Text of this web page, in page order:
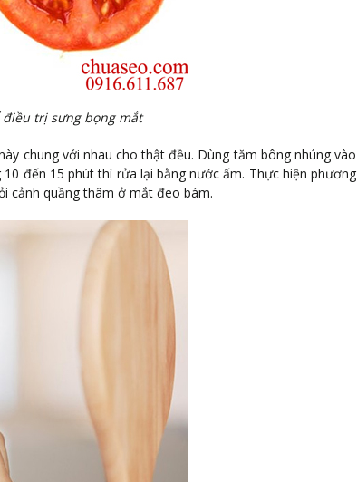
điều trị sưng bọng mắt
chung với nhau cho thật đều. Dùng tăm bông nhúng vào
đến 15 phút thì rửa lại bằng nước ấm. Thực hiện phương
cảnh quầng thâm ở mắt đeo bám.